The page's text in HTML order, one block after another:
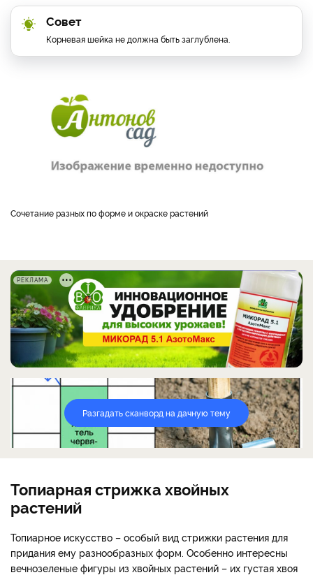
Совет
Корневая шейка не должна быть заглублена.
Сочетание разных по форме и окраске растений
РЕКЛАМА
Разгадать сканворд на дачную тему
Топиарная стрижка хвойных
растений
Топиарное искусство – особый вид стрижки растения для
придания ему разнообразных форм. Особенно интересны
вечнозеленые фигуры из хвойных растений – их густая хвоя